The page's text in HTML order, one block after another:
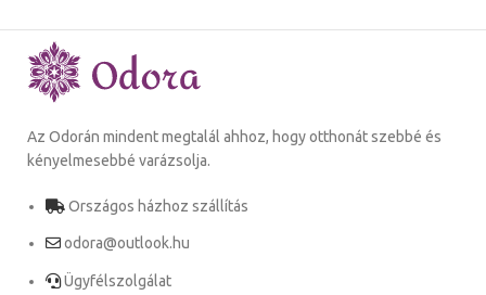
Az Odorán mindent megtalál ahhoz, hogy otthonát szebbé és
kényelmesebbé varázsolja.
Országos házhoz szállítás
odora@outlook.hu
Ügyfélszolgálat